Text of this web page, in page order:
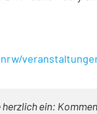
herzlich ein: